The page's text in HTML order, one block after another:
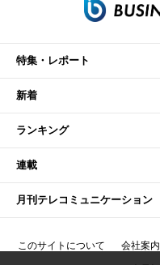
特集・レポート
新着
ランキング
連載
月刊テレコミュニケーション
このサイトについて 会社案内